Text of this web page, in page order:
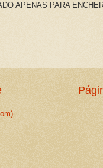
APENAS PARA